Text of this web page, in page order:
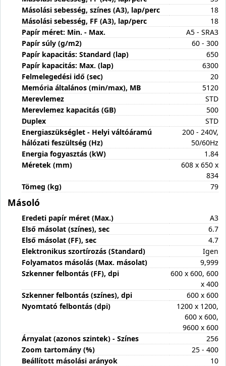
Másolási sebesség, színes (A3), lap/perc
18
Másolási sebesség, FF (A3), lap/perc
18
Papír méret: Min. - Max.
A5 - SRA3
Papír súly (g/m2)
60 - 300
Papír kapacitás: Standard (lap)
650
Papír kapacitás: Max. (lap)
6300
Felmelegedési idő (sec)
20
Memória általános (min/max), MB
5120
Merevlemez
STD
Merevlemez kapacitás (GB)
500
Duplex
STD
Energiaszükséglet - Helyi váltóáramú
hálózati feszültség (Hz)
200 - 240V,
50/60Hz
Energia fogyasztás (kW)
1.84
Méretek (mm)
608 x 650 x
834
Tömeg (kg)
79
Másoló
Eredeti papír méret (Max.)
A3
Első másolat (színes), sec
6.7
Első másolat (FF), sec
4.7
Elektronikus szortírozás (Standard)
Igen
Folyamatos másolás (Max. másolat)
9,999
Szkenner felbontás (FF), dpi
600 x 600, 600
x 400
Szkenner felbontás (színes), dpi
600 x 600
Nyomtató felbontás (dpi)
1200 x 1200,
600 x 600,
9600 x 600
Árnyalat (azonos szintek) - Színes
256
Zoom tartomány (%)
25 - 400
Beállított másolási arányok
10